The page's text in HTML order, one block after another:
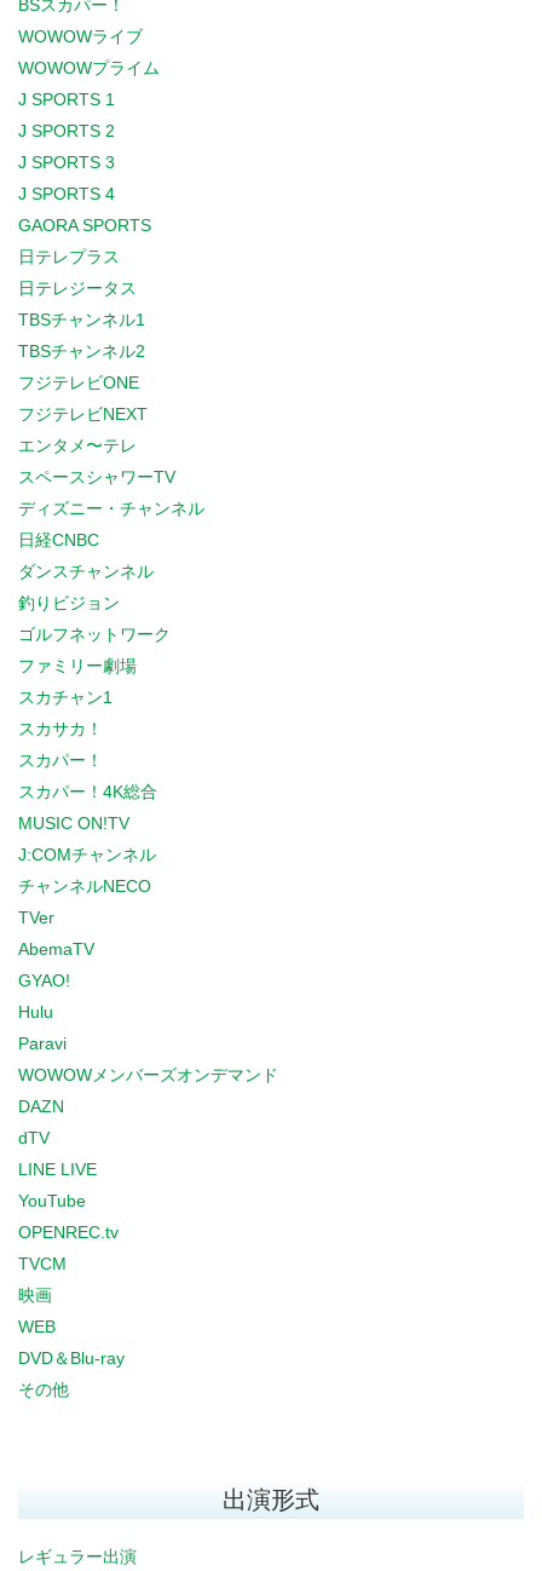
BSスカパー！
WOWOWライブ
WOWOWプライム
J SPORTS 1
J SPORTS 2
J SPORTS 3
J SPORTS 4
GAORA SPORTS
日テレプラス
日テレジータス
TBSチャンネル1
TBSチャンネル2
フジテレビONE
フジテレビNEXT
エンタメ〜テレ
スペースシャワーTV
ディズニー・チャンネル
日経CNBC
ダンスチャンネル
釣りビジョン
ゴルフネットワーク
ファミリー劇場
スカチャン1
スカサカ！
スカパー！
スカパー！4K総合
MUSIC ON!TV
J:COMチャンネル
チャンネルNECO
TVer
AbemaTV
GYAO!
Hulu
Paravi
WOWOWメンバーズオンデマンド
DAZN
dTV
LINE LIVE
YouTube
OPENREC.tv
TVCM
映画
WEB
DVD＆Blu-ray
その他
出演形式
レギュラー出演